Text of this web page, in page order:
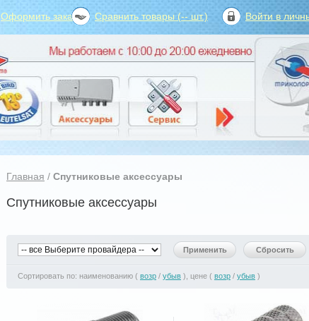
Оформить заказ? Сравнить товары (-- шт.) Войти в
Главная / Спутниковые аксессуары
Спутниковые аксессуары
Сортировать по: наименованию ( возр / убыв ), цене ( возр / убыв )